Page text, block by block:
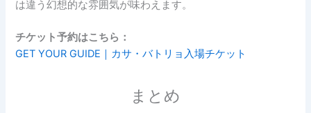
は違う幻想的な雰囲気が味わえます。
チケット予約はこちら：
GET YOUR GUIDE｜カサ・バトリョ入場チケット
まとめ